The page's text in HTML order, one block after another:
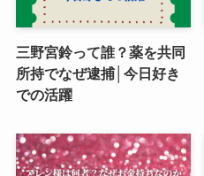
三野宮鈴って誰？薬を共同
所持でなぜ逮捕│今日好き
での活躍